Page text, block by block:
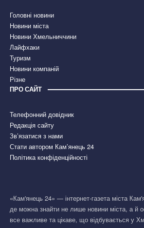
Головні новини
Новини міста
Новини Хмельниччини
Лайфхаки
Туризм
Новини компаній
Різне
ПРО САЙТ
Телефонний довідник
Редакція сайту
Зв’язатися з нами
Стати автором Кам’янець 24
Політика конфіденційності
«Кам'янець 24» — інтернет-газета міста
де можна знайти не лише новини міста, а й
все важливе та цікаве, що відбувається у